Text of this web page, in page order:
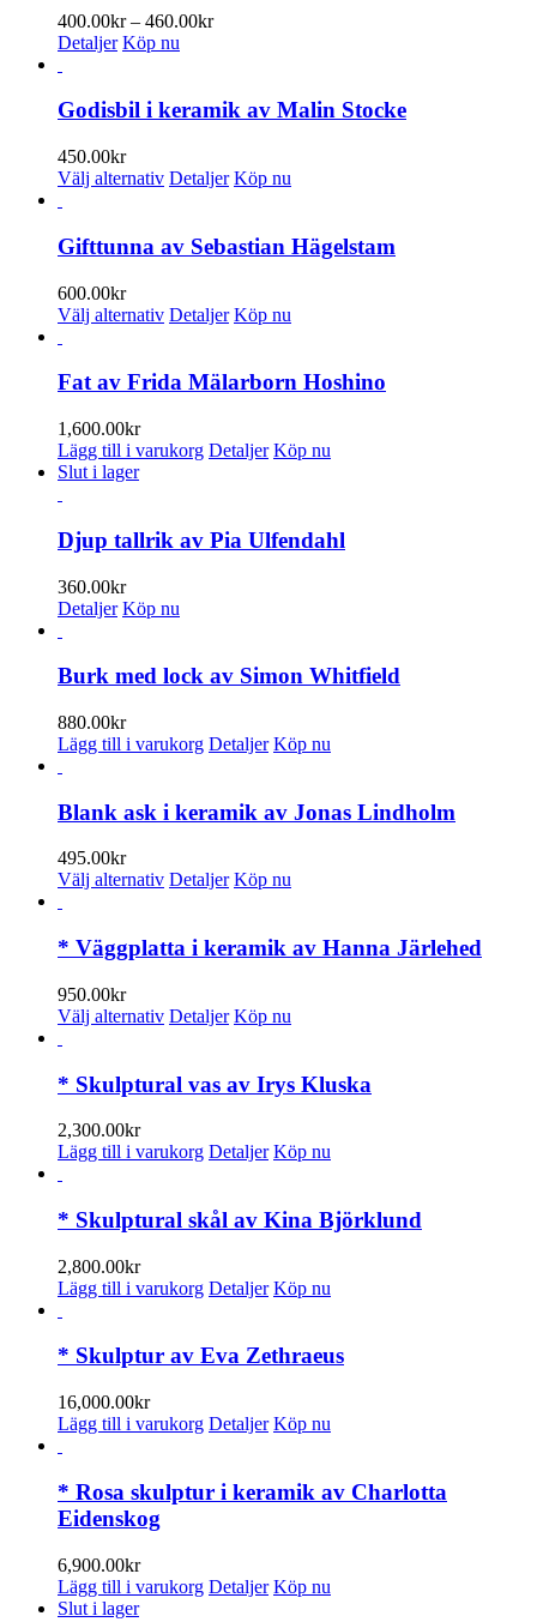
400.00kr – 460.00krPrisintervall:
Detaljer Köp nu
Godisbil i keramik av Malin Stocke
450.00kr
Välj alternativ Den
har
flera
De
olika
kan
väljas
Detaljer Köp nu
Gifttunna av Sebastian Hägelstam
600.00kr
Välj alternativ Den
har
De
olika
väljas
på
Detaljer Köp nu
Fat av Frida Mälarborn Hoshino
1,600.00kr
Lägg till i varukorg Detaljer Köp nu
Slut i lager
Djup tallrik av Pia Ulfendahl
360.00kr
Detaljer Köp nu
Burk med lock av Simon Whitfield
880.00kr
Lägg till i varukorg Detaljer Köp nu
Blank ask i keramik av Jonas Lindholm
495.00kr
Välj alternativ Den
har
flera
De
olika
kan
väljas
Detaljer Köp nu
* Väggplatta i keramik av Hanna Järlehed
950.00kr
Välj alternativ Den
har
flera
De
olika
kan
väljas
Detaljer Köp nu
* Skulptural vas av Irys Kluska
2,300.00kr
Lägg till i varukorg Detaljer Köp nu
* Skulptural skål av Kina Björklund
2,800.00kr
Lägg till i varukorg Detaljer Köp nu
* Skulptur av Eva Zethraeus
16,000.00kr
Lägg till i varukorg Detaljer Köp nu
* Rosa skulptur i keramik av Charlotta
Eidenskog
6,900.00kr
Lägg till i varukorg Detaljer Köp nu
Slut i lager